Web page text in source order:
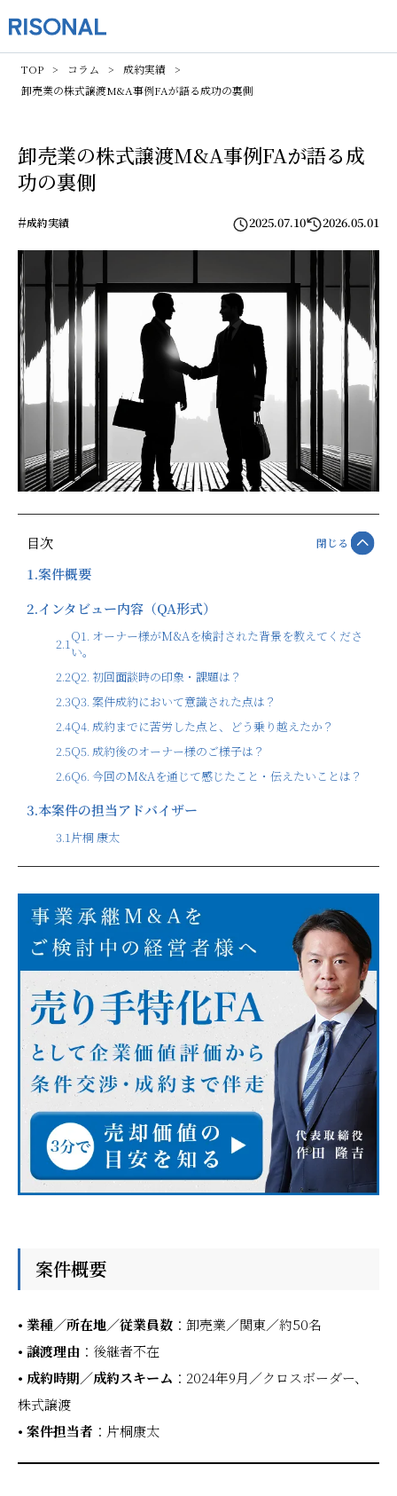
TOP コラム
成約実績
卸売業の株式譲渡M&A事例―――FAが語る成功の裏側
卸売業の株式譲渡M&A事例―――FAが語る成
功の裏側
#成約実績 2025.07.10 2026.05.01
目次 閉じる
1.案件概要
2.インタビュー内容（QA形式）
2.1Q1. オーナー様がM&Aを検討された背景を教えてくださ
い。
2.2Q2. 初回面談時の印象・課題は？
2.3Q3. 案件成約において意識された点は？
2.4Q4. 成約までに苦労した点と、どう乗り越えたか？
2.5Q5. 成約後のオーナー様のご様子は？
2.6Q6. 今回のM&Aを通じて感じたこと・伝えたいことは？
3.本案件の担当アドバイザー
3.1片桐 康太
案件概要
• 業種／所在地／従業員数 ：卸売業／関東／約50名
• 譲渡理由 ：後継者不在
• 成約時期／成約スキーム ：2024年9月／クロスボーダー、
株式譲渡
• 案件担当者 ：片桐康太